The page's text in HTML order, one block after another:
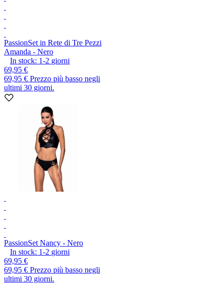
PassionSet in Rete di Tre Pezzi
Amanda - Nero
In stock: 1-2 giorni
69,95 €
69,95 € Prezzo più basso negli
ultimi 30 giorni.
PassionSet Nancy - Nero
In stock: 1-2 giorni
69,95 €
69,95 € Prezzo più basso negli
ultimi 30 giorni.